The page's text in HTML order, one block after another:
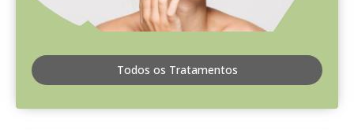
Todos os Tratamentos